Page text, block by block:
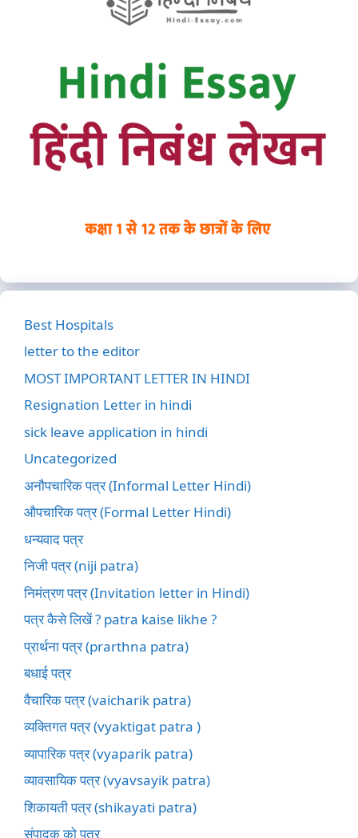
Best Hospitals
letter to the editor
MOST IMPORTANT LETTER IN HINDI
Resignation Letter in hindi
sick leave application in hindi
Uncategorized
अनौपचारिक पत्र (Informal Letter Hindi)
औपचारिक पत्र (Formal Letter Hindi)
धन्यवाद पत्र
निजी पत्र (niji patra)
निमंत्रण पत्र (Invitation letter in Hindi)
पत्र कैसे लिखें ? patra kaise likhe ?
प्रार्थना पत्र (prarthna patra)
बधाई पत्र
वैचारिक पत्र (vaicharik patra)
व्यक्तिगत पत्र (vyaktigat patra )
व्यापारिक पत्र (vyaparik patra)
व्यावसायिक पत्र (vyavsayik patra)
शिकायती पत्र (shikayati patra)
संपादक को पत्र